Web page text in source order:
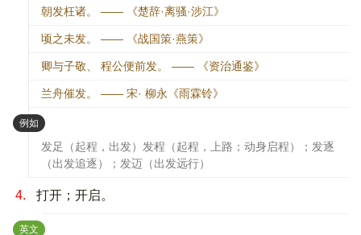
朝发枉诸。 —— 《楚辞·离骚·涉江》
顷之未发。 —— 《战国策·燕策》
卿与子敬、 程公便前发。 —— 《资治通鉴》
兰舟催发。 —— 宋· 柳永《雨霖铃》
例如 ：
发足（起程，出发）发程（起程，上路；动身启程）；发逐
（出发追逐）；发迈（出发远行）
4. 打开；开启。
英文 ：